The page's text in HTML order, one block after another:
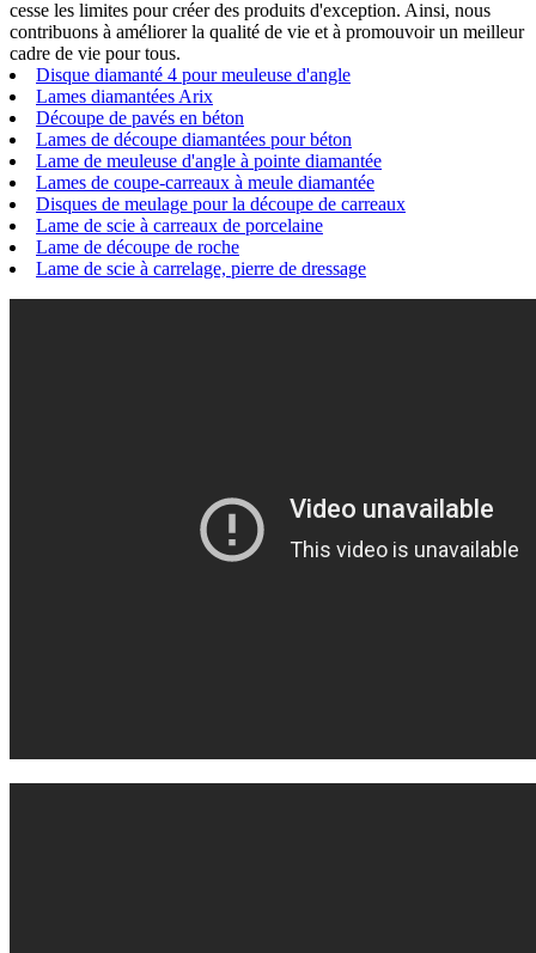
cesse les limites pour créer des produits d'exception. Ainsi, nous
contribuons à améliorer la qualité de vie et à promouvoir un meilleur
cadre de vie pour tous.
Disque diamanté 4 pour meuleuse d'angle
Lames diamantées Arix
Découpe de pavés en béton
Lames de découpe diamantées pour béton
Lame de meuleuse d'angle à pointe diamantée
Lames de coupe-carreaux à meule diamantée
Disques de meulage pour la découpe de carreaux
Lame de scie à carreaux de porcelaine
Lame de découpe de roche
Lame de scie à carrelage, pierre de dressage